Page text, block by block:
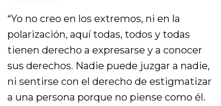
“Yo no creo en los extremos, ni en la
polarización, aquí todas, todos y todas
tienen derecho a expresarse y a conocer
sus derechos. Nadie puede juzgar a nadie,
ni sentirse con el derecho de estigmatizar
a una persona porque no piense como él.